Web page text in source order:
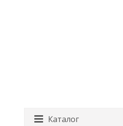
Каталог